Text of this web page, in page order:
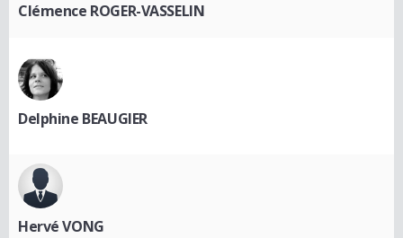
Clémence ROGER-VASSELIN
Delphine BEAUGIER
Hervé VONG